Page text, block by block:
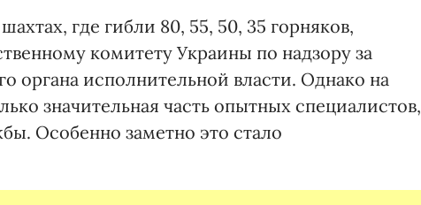
где гибли 80, 55, 50, 35 горняков,
комитету Украины по надзору за
органа исполнительной власти. Однако на
значительная часть опытных специалистов,
Особенно заметно это стало